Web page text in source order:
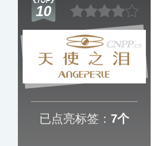
10
已点亮标签： 7个